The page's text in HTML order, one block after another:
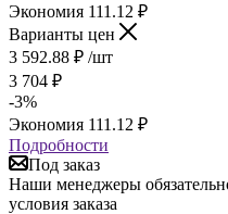
Экономия 111.12 ₽
Варианты цен
3 592.88 ₽ /шт
3 704 ₽
-3%
Экономия 111.12 ₽
Подробности
Под заказ
Наши менеджеры
условия заказа